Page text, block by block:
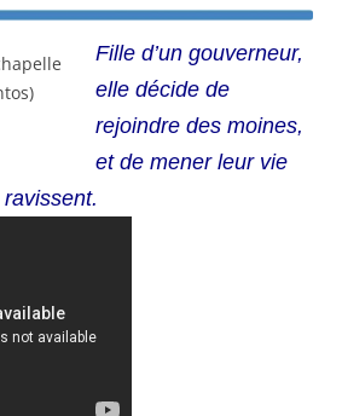
Fille d’un gouverneur,
elle décide de
rejoindre des moines,
et de mener leur vie
ravissent.